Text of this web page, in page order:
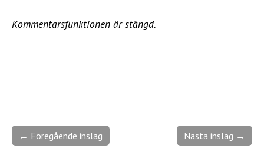
Kommentarsfunktionen är stängd.
Nästa inslag →
← Föregående inslag